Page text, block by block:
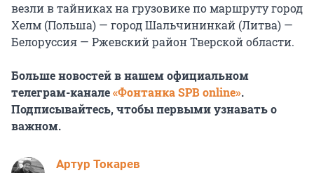
везли в тайниках на грузовике по маршруту город
Хелм (Польша) — город Шальчининкай (Литва) —
Белоруссия — Ржевский район Тверской области.
Больше новостей в нашем официальном
телеграм-канале«Фонтанка SPB online».
Подписывайтесь, чтобы первыми узнавать о
важном.
Артур Токарев